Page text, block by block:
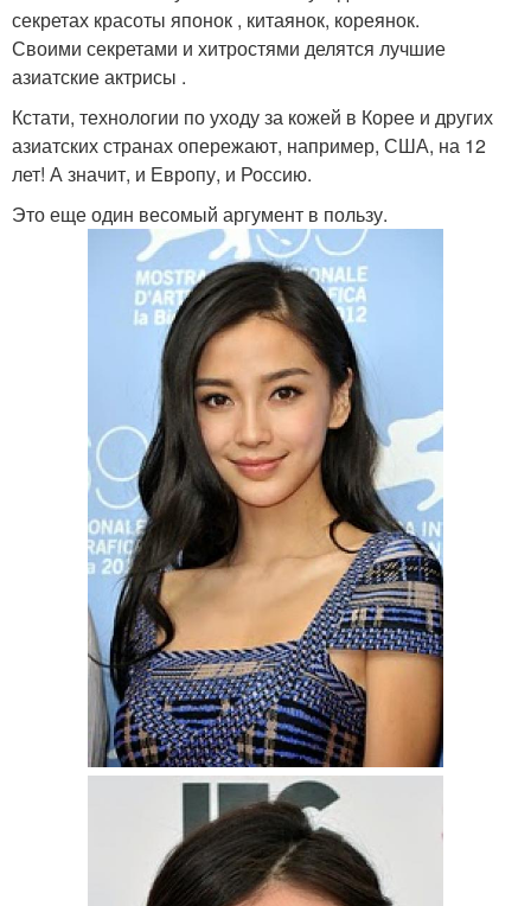
секретах красоты японок , китаянок, кореянок.
Своими секретами и хитростями делятся лучшие
азиатские актрисы .
Кстати, технологии по уходу за кожей в Корее и других
азиатских странах опережают, например, США, на 12
лет! А значит, и Европу, и Россию.
Это еще один весомый аргумент в пользу.